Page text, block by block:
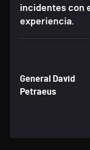
incidentes con
experiencia.
General David
Petraeus